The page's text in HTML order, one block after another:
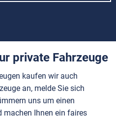
private Fahrzeuge
kaufen wir auch
an, melde Sie sich
uns um einen
machen Ihnen ein faires